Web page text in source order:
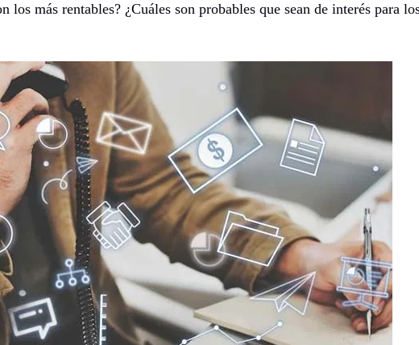
los más rentables? ¿Cuáles son probables que sean de interés para